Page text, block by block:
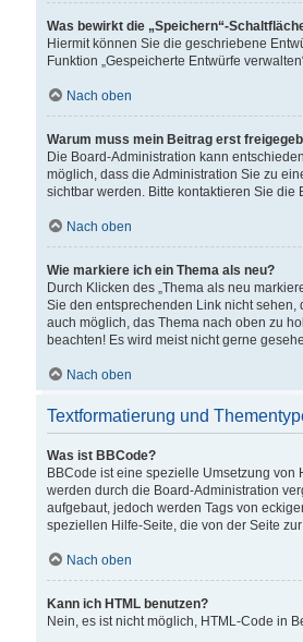
Was bewirkt die „Speichern“-
Hiermit können Sie die geschriebene
Funktion „Gespeicherte Entwürfe
Nach oben
Warum muss mein Beitrag erst
Die Board-Administration kann
möglich, dass die Administration Sie zu
sichtbar werden. Bitte kontaktieren Sie
Nach oben
Wie markiere ich ein Thema als neu?
Durch Klicken des „Thema als neu
Sie den entsprechenden Link nicht
auch möglich, das Thema nach oben zu
beachten! Es wird meist nicht gerne
Nach oben
Textformatierung und
Was ist BBCode?
BBCode ist eine spezielle Umsetzung
werden durch die Board-Administration
aufgebaut, jedoch werden Tags von
speziellen Hilfe-Seite, die von der Seite
Nach oben
Kann ich HTML benutzen?
Nein, es ist nicht möglich, HTML-Code in